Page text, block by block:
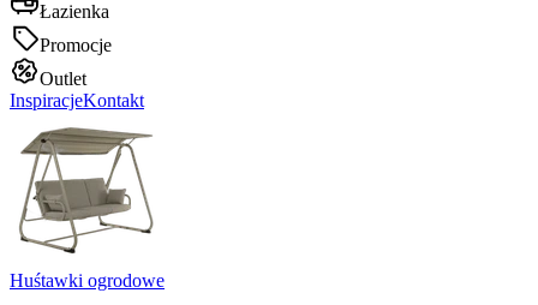
Łazienka
Promocje
Outlet
InspiracjeKontakt
Huśtawki ogrodowe